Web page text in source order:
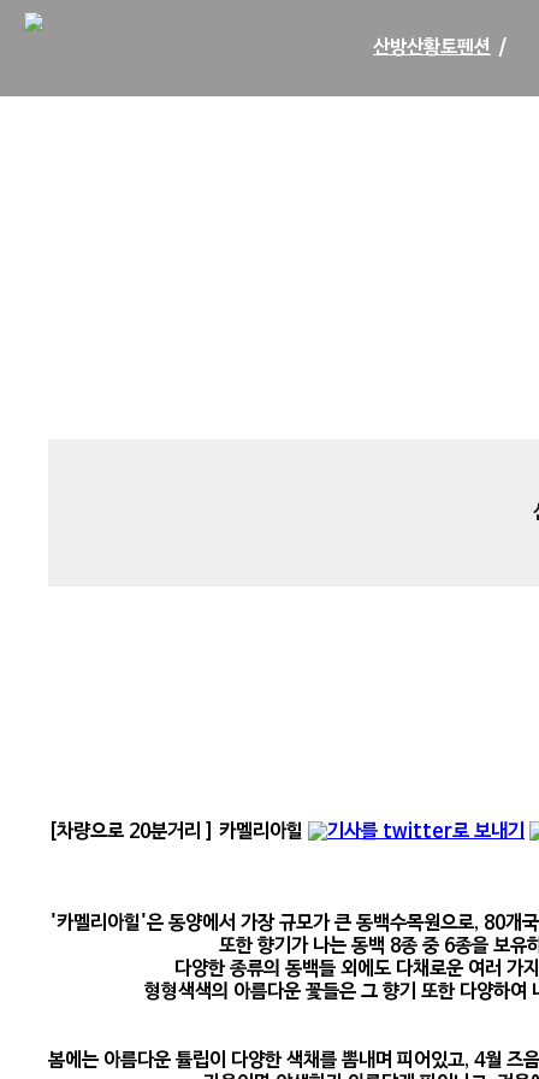
산방산황토펜션 /
[차량으로 20분거리 ] 카멜리아힐
'카멜리아힐'은 동양에서 가장 규모가 큰 동백수목원으로, 80
또한 향기가 나는 동백 8종 중 6종을 보
다양한 종류의 동백들 외에도 다채로운 여러 가
형형색색의 아름다운 꽃들은 그 향기 또한 다양하
봄에는 아름다운 튤립이 다양한 색채를 뽐내며 피어있고, 4월